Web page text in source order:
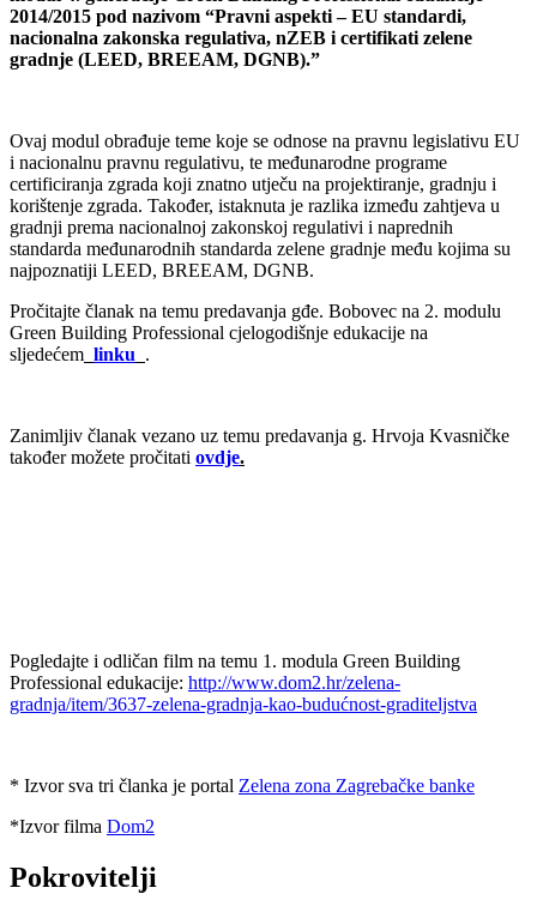
2014/2015 pod nazivom “Pravni aspekti – EU standardi,
nacionalna zakonska regulativa, nZEB i certifikati zelene
gradnje (LEED, BREEAM, DGNB).”
Ovaj modul obrađuje teme koje se odnose na pravnu legislativu EU
i nacionalnu pravnu regulativu, te međunarodne programe
certificiranja zgrada koji znatno utječu na projektiranje, gradnju i
korištenje zgrada. Također, istaknuta je razlika između zahtjeva u
gradnji prema nacionalnoj zakonskoj regulativi i naprednih
standarda međunarodnih standarda zelene gradnje među kojima su
najpoznatiji LEED, BREEAM, DGNB.
Pročitajte članak na temu predavanja gđe. Bobovec na 2. modulu
Green Building Professional cjelogodišnje edukacije na
sljedećem linku .
Zanimljiv članak vezano uz temu predavanja g. Hrvoja Kvasničke
također možete pročitati ovdje.
Pogledajte i odličan film na temu 1. modula Green Building
Professional edukacije: http://www.dom2.hr/zelena-
gradnja/item/3637-zelena-gradnja-kao-budućnost-graditeljstva
* Izvor sva tri članka je portal Zelena zona Zagrebačke banke
*Izvor filma Dom2
Pokrovitelji